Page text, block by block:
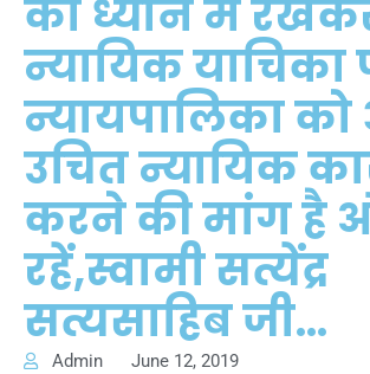
को ध्यान में
न्यायिक याचिका
न्यायपालिका को
उचित न्यायिक
करने की मांग है
रहें,स्वामी सत्येंद्र
सत्यसाहिब जी…
Admin
June 12, 2019